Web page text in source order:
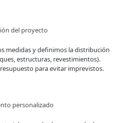
del proyecto
medidas y definimos la distribución
estructuras, revestimientos).
para evitar imprevistos.
personalizado